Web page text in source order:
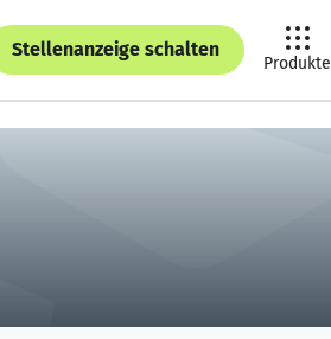
Stellenanzeige schalten
Produkte